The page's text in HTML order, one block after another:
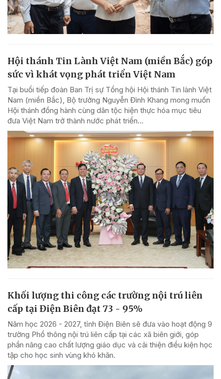
Hội thánh Tin Lành Việt Nam (miền Bắc) góp
sức vì khát vọng phát triển Việt Nam
Tại buổi tiếp đoàn Ban Trị sự Tổng hội Hội thánh Tin lành Việt
Nam (miền Bắc), Bộ trưởng Nguyễn Đình Khang mong muốn
Hội thánh đồng hành cùng dân tộc hiện thực hóa mục tiêu
đưa Việt Nam trở thành nước phát triển...
Khối lượng thi công các trường nội trú liên
cấp tại Điện Biên đạt 73 - 95%
Năm học 2026 - 2027, tỉnh Điện Biên sẽ đưa vào hoạt động 9
trường Phổ thông nội trú liên cấp tại các xã biên giới, góp
phần nâng cao chất lượng giáo dục và cải thiện điều kiện học
tập cho học sinh vùng khó khăn.